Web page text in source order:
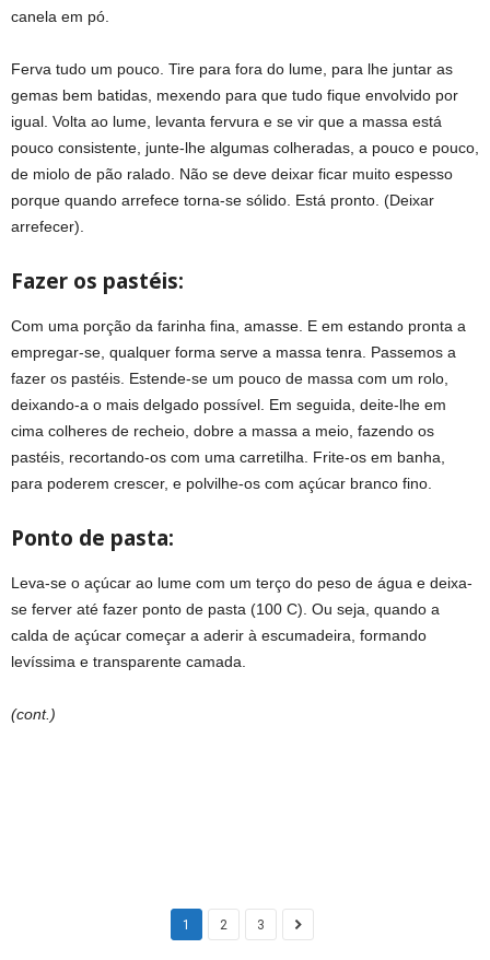
canela em pó.
Ferva tudo um pouco. Tire para fora do lume, para lhe juntar as
gemas bem batidas, mexendo para que tudo fique envolvido por
igual. Volta ao lume, levanta fervura e se vir que a massa está
pouco consistente, junte-lhe algumas colheradas, a pouco e pouco,
de miolo de pão ralado. Não se deve deixar ficar muito espesso
porque quando arrefece torna-se sólido. Está pronto. (Deixar
arrefecer).
Fazer os pastéis:
Com uma porção da farinha fina, amasse. E em estando pronta a
empregar-se, qualquer forma serve a massa tenra. Passemos a
fazer os pastéis. Estende-se um pouco de massa com um rolo,
deixando-a o mais delgado possível. Em seguida, deite-lhe em
cima colheres de recheio, dobre a massa a meio, fazendo os
pastéis, recortando-os com uma carretilha. Frite-os em banha,
para poderem crescer, e polvilhe-os com açúcar branco fino.
Ponto de pasta:
Leva-se o açúcar ao lume com um terço do peso de água e deixa-
se ferver até fazer ponto de pasta (100 C). Ou seja, quando a
calda de açúcar começar a aderir à escumadeira, formando
levíssima e transparente camada.
(cont.)
1 2 3